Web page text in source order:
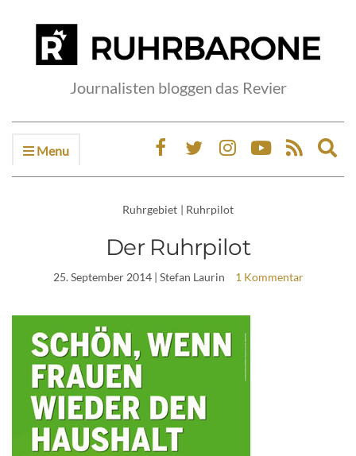
Journalisten bloggen das Revier
Menu
Ruhrgebiet | Ruhrpilot
Der Ruhrpilot
25. September 2014| Stefan Laurin 1 Kommentar